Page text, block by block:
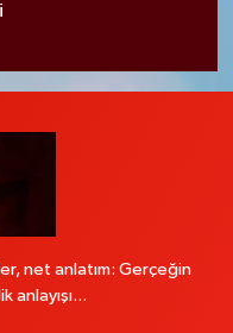
net anlatım: Gerçeğin
anlayışı...